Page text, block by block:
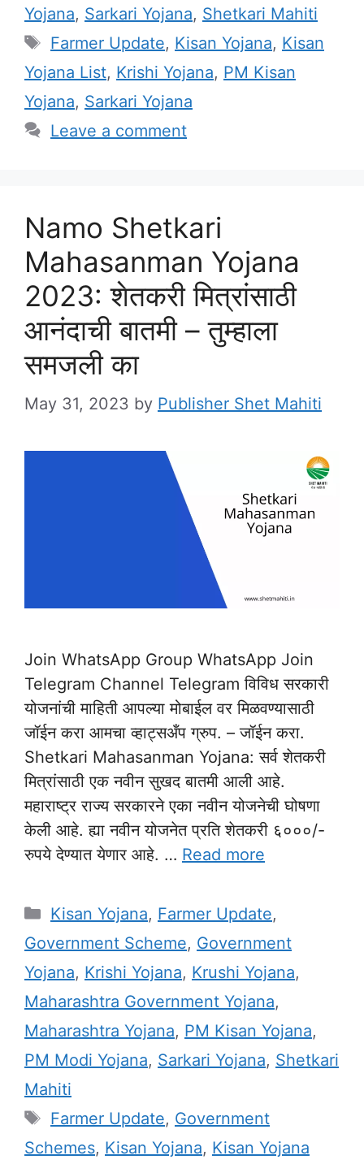
Yojana, Sarkari Yojana, Shetkari Mahiti
Tags
Farmer Update, Kisan Yojana, Kisan
Yojana List, Krishi Yojana, PM Kisan
Yojana, Sarkari Yojana
Leave a comment
Namo Shetkari
Mahasanman Yojana
2023: शेतकरी मित्रांसाठी
आनंदाची बातमी – तुम्हाला
समजली का
May 31, 2023 by Publisher Shet Mahiti
Join WhatsApp Group WhatsApp Join
Telegram Channel Telegram विविध सरकारी
योजनांची माहिती आपल्या मोबाईल वर मिळवण्यासाठी
जॉईन करा आमचा व्हाट्सअँप ग्रुप. – जॉईन करा.
Shetkari Mahasanman Yojana: सर्व शेतकरी
मित्रांसाठी एक नवीन सुखद बातमी आली आहे.
महाराष्ट्र राज्य सरकारने एका नवीन योजनेची घोषणा
केली आहे. ह्या नवीन योजनेत प्रति शेतकरी ६०००/-
रुपये देण्यात येणार आहे. … Read more
Categories
Kisan Yojana, Farmer Update,
Government Scheme, Government
Yojana, Krishi Yojana, Krushi Yojana,
Maharashtra Government Yojana,
Maharashtra Yojana, PM Kisan Yojana,
PM Modi Yojana, Sarkari Yojana, Shetkari
Mahiti
Tags
Farmer Update, Government
Schemes, Kisan Yojana, Kisan Yojana